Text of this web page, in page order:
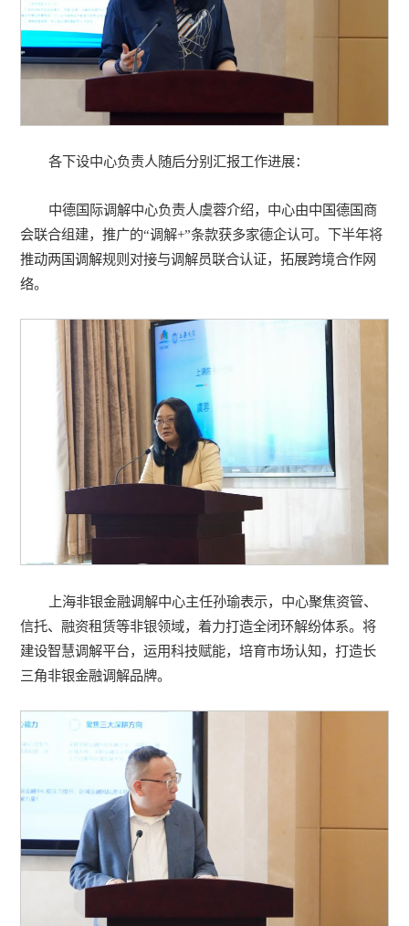
各下设中心负责人随后分别汇报工作进展：
中德国际调解中心负责人虞蓉介绍，中心由中国德国商
会联合组建，推广的“调解+”条款获多家德企认可。下半年将
推动两国调解规则对接与调解员联合认证，拓展跨境合作网
络。
上海非银金融调解中心主任孙瑜表示，中心聚焦资管、
信托、融资租赁等非银领域，着力打造全闭环解纷体系。将
建设智慧调解平台，运用科技赋能，培育市场认知，打造长
三角非银金融调解品牌。